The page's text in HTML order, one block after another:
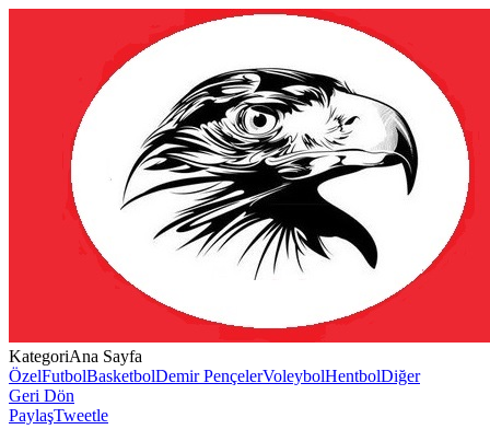
KategoriAna Sayfa
ÖzelFutbolBasketbolDemir PençelerVoleybolHentbolDiğer
Geri Dön
PaylaşTweetle